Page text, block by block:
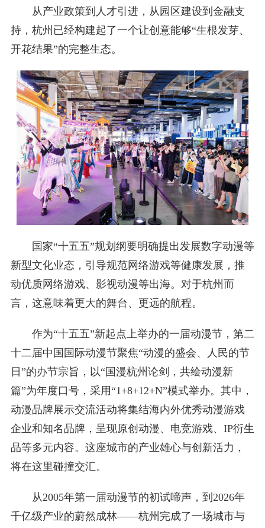
从产业政策到人才引进，从园区建设到金融支
持，杭州已经构建起了一个让创意能够“生根发芽、
开花结果”的完整生态。
国家“十五五”规划纲要明确提出发展数字动漫等
新型文化业态，引导规范网络游戏等健康发展，推
动优质网络游戏、影视动漫等出海。对于杭州而
言，这意味着更大的舞台、更远的航程。
作为“十五五”新起点上举办的一届动漫节，第二
十二届中国国际动漫节聚焦“动漫的盛会、人民的节
日”的办节宗旨，以“国漫杭州论剑，共绘动漫新
篇”为年度口号，采用“1+8+12+N”模式举办。其中，
动漫品牌展示交流活动将集结海内外优秀动漫游戏
企业和知名品牌，呈现原创动漫、电竞游戏、IP衍生
品等多元内容。这座城市的产业雄心与创新活力，
将在这里碰撞交汇。
从2005年第一届动漫节的初试啼声，到2026年
千亿级产业的蔚然成林——杭州完成了一场城市与